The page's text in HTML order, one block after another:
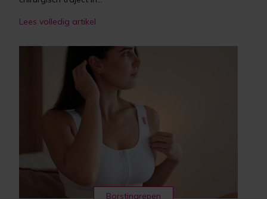
Lees volledig artikel
Borstingrepen